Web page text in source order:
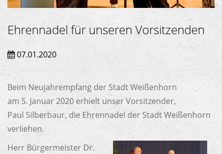
Ehrennadel für unseren Vorsitzenden
07.01.2020
Beim Neujahrempfang der Stadt Weißenhorn
am 5. Januar 2020 erhielt unser Vorsitzender,
Paul Silberbaur, die Ehrennadel der Stadt Weißenhorn
verliehen.
Herr Bürgermeister Dr.